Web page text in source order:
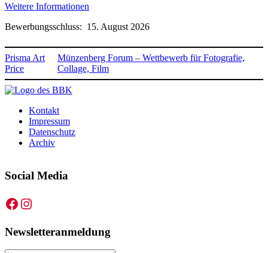
Weitere Informationen
Bewerbungsschluss: 15. August 2026
Prisma Art
Price
Münzenberg Forum – Wettbewerb für Fotografie,
Collage, Film
Kontakt
Impressum
Datenschutz
Archiv
Social Media
Facebook
Instagram
Newsletteranmeldung